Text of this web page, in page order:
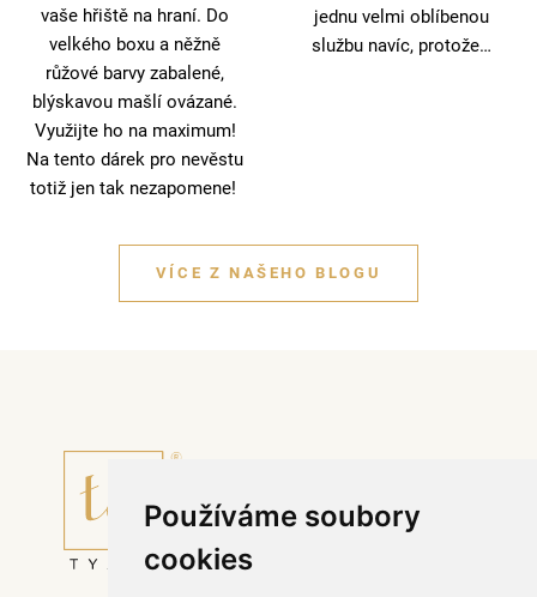
Používáme soubory
cookies
vaše hřiště na hraní. Do
velkého boxu a něžně
růžové barvy zabalené,
blýskavou mašlí ovázané.
Využijte ho na maximum!
Na tento dárek pro nevěstu
totiž jen tak nezapomene!
jednu velmi oblíbenou
službu navíc, protože…
VÍCE Z NAŠEHO BLOGU